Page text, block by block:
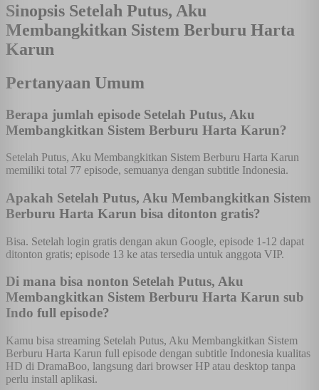
Sinopsis Setelah Putus, Aku
Membangkitkan Sistem Berburu Harta
Karun
Pertanyaan Umum
Berapa jumlah episode Setelah Putus, Aku
Membangkitkan Sistem Berburu Harta Karun?
Setelah Putus, Aku Membangkitkan Sistem Berburu Harta Karun
memiliki total 77 episode, semuanya dengan subtitle Indonesia.
Apakah Setelah Putus, Aku Membangkitkan Sistem
Berburu Harta Karun bisa ditonton gratis?
Bisa. Setelah login gratis dengan akun Google, episode 1-12 dapat
ditonton gratis; episode 13 ke atas tersedia untuk anggota VIP.
Di mana bisa nonton Setelah Putus, Aku
Membangkitkan Sistem Berburu Harta Karun sub
Indo full episode?
Kamu bisa streaming Setelah Putus, Aku Membangkitkan Sistem
Berburu Harta Karun full episode dengan subtitle Indonesia kualitas
HD di DramaBoo, langsung dari browser HP atau desktop tanpa
perlu install aplikasi.